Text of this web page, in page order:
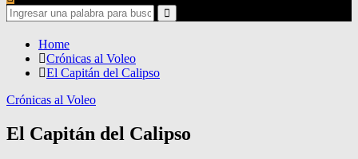
Search
for:
Search
Home
Crónicas al Voleo
El Capitán del Calipso
Crónicas al Voleo
El Capitán del Calipso